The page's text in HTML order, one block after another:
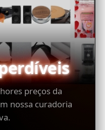
preços da
nossa curadoria